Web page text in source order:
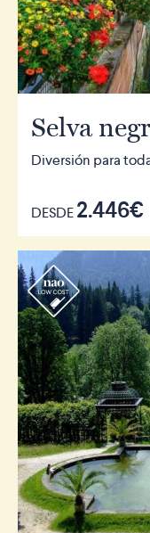
Selva
Diversión para
DESDE2.446€
r